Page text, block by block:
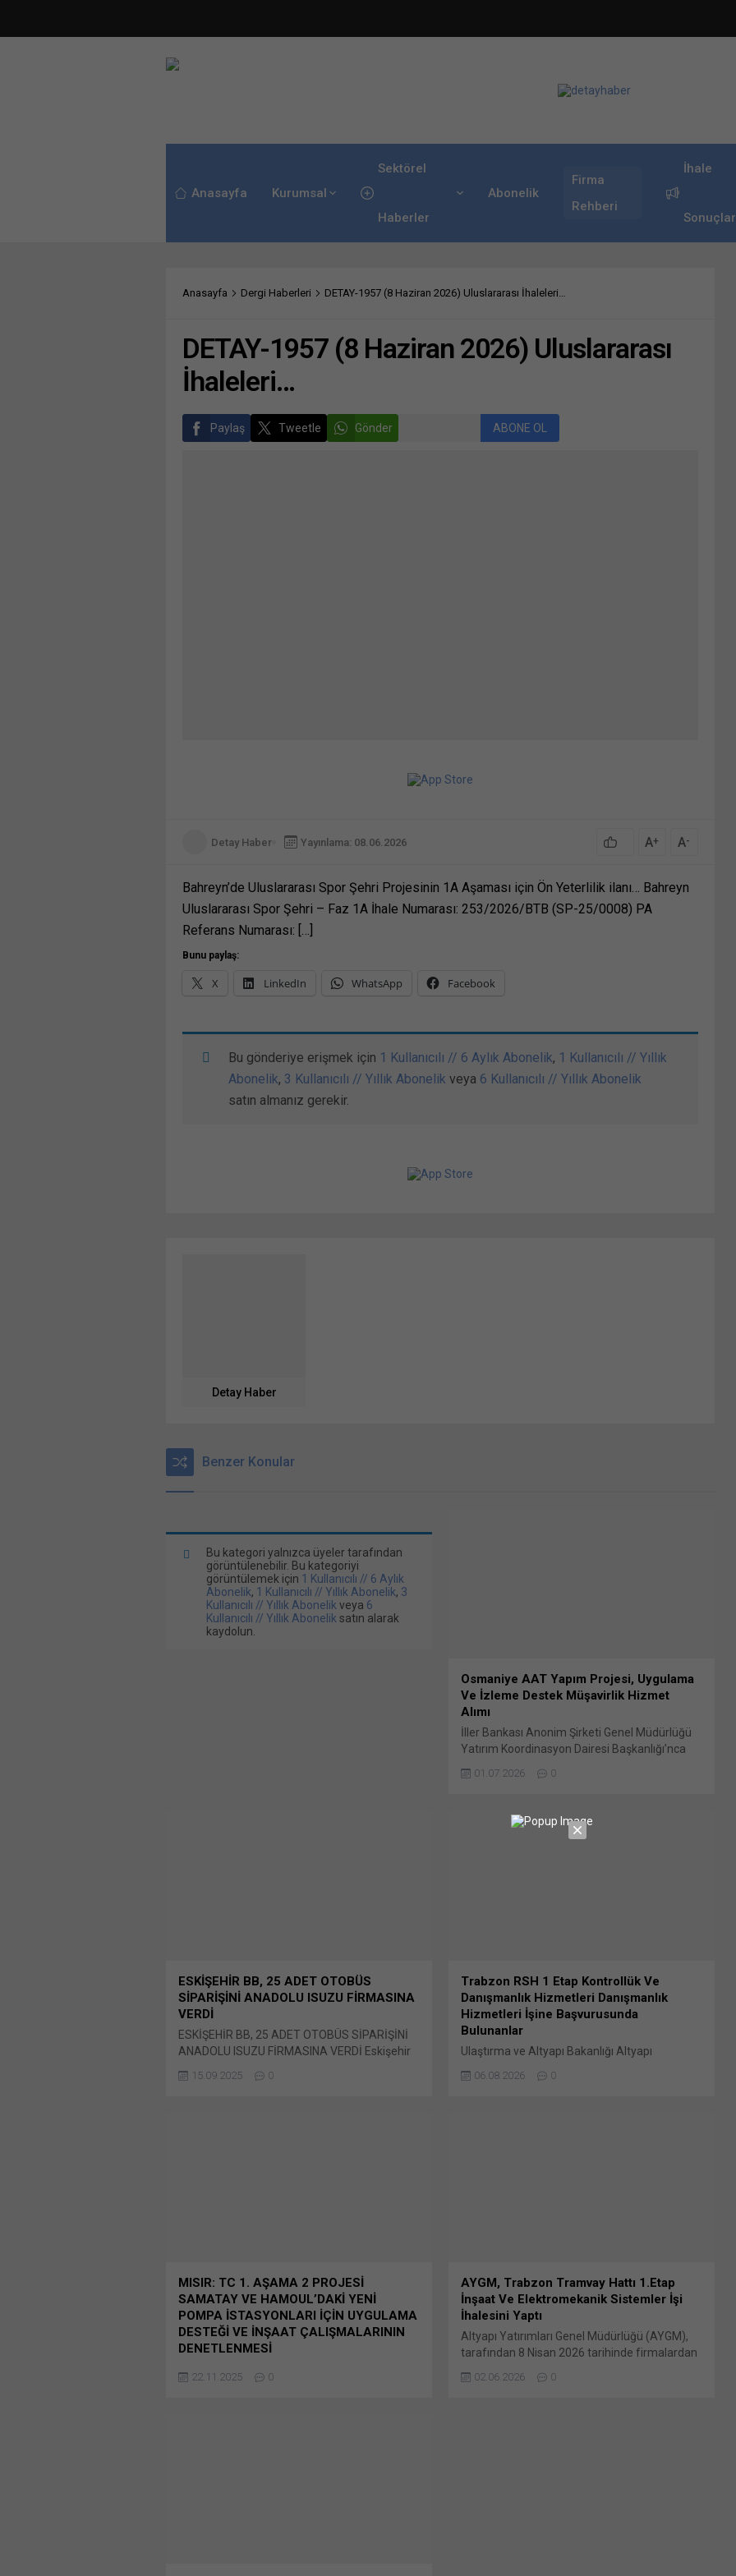
Anasayfa Kurumsal
Sektörel
Haberler
Abonelik
Firma
Rehberi
İhale
Anasayfa Dergi Haberleri DETAY-1957 (8 Haziran 2026) Uluslararası İhaleleri…
DETAY-1957 (8 Haziran 2026) Uluslararası
İhaleleri…
Paylaş Tweetle Gönder ABONE OL
Detay Haber Yayınlama: 08.06.2026 A+ A-
Bahreyn’de Uluslararası Spor Şehri Projesinin 1A Aşaması için Ön Yeterlilik ilanı… Bahreyn
Uluslararası Spor Şehri – Faz 1A İhale Numarası: 253/2026/BTB (SP-25/0008) PA
Referans Numarası: […]
Bunu paylaş:
X LinkedIn WhatsApp Facebook
Bu gönderiye erişmek için 1 Kullanıcılı // 6 Aylık Abonelik, 1 Kullanıcılı // Yıllık
Abonelik, 3 Kullanıcılı // Yıllık Abonelik veya 6 Kullanıcılı // Yıllık Abonelik
satın almanız gerekir.
Detay Haber
Benzer Konular
Bu kategori yalnızca üyeler tarafından
görüntülenebilir. Bu kategoriyi
görüntülemek için 1 Kullanıcılı // 6 Aylık
Abonelik, 1 Kullanıcılı // Yıllık Abonelik, 3
Kullanıcılı // Yıllık Abonelik veya 6
Kullanıcılı // Yıllık Abonelik satın alarak
kaydolun.
Osmaniye AAT Yapım Projesi, Uygulama
Ve İzleme Destek Müşavirlik Hizmet
Alımı
İller Bankası Anonim Şirketi Genel Müdürlüğü
Yatırım Koordinasyon Dairesi Başkanlığı’nca
yapılan duyuruya göre 2026/1209220 İKN
numaralı dosya konusu Osmaniye Merkez
X'te paylaşmak için tıklayın (Yeni pencerede
açılır) X Linkedln üzerinden paylaşmak için
01.07.2026 0
ESKİŞEHİR BB, 25 ADET OTOBÜS
SİPARİŞİNİ ANADOLU ISUZU FİRMASINA
VERDİ
ESKİŞEHİR BB, 25 ADET OTOBÜS SİPARİŞİNİ
ANADOLU ISUZU FİRMASINA VERDİ Eskişehir
bulunan 2025/983623 İKN numarasıyla
15.09.2025 0
Trabzon RSH 1 Etap Kontrollük Ve
Danışmanlık Hizmetleri Danışmanlık
Hizmetleri İşine Başvurusunda
Bulunanlar
Ulaştırma ve Altyapı Bakanlığı Altyapı
günlerde duyurusu yapılan (DETAY-1961)
06.08.2026 0
MISIR: TC 1. AŞAMA 2 PROJESİ
SAMATAY VE HAMOUL’DAKİ YENİ
POMPA İSTASYONLARI İÇİN UYGULAMA
DESTEĞİ VE İNŞAAT ÇALIŞMALARININ
DENETLENMESİ
Giderilmesi – Kanalizasyon Rehabilitasyonu
22.11.2025 0
AYGM, Trabzon Tramvay Hattı 1.Etap
İnşaat Ve Elektromekanik Sistemler İşi
İhalesini Yaptı
Altyapı Yatırımları Genel Müdürlüğü (AYGM),
tarafından 8 Nisan 2026 tarihinde firmalardan
numaralı dosya konusu Trabzon Tramvay
02.06.2026 0